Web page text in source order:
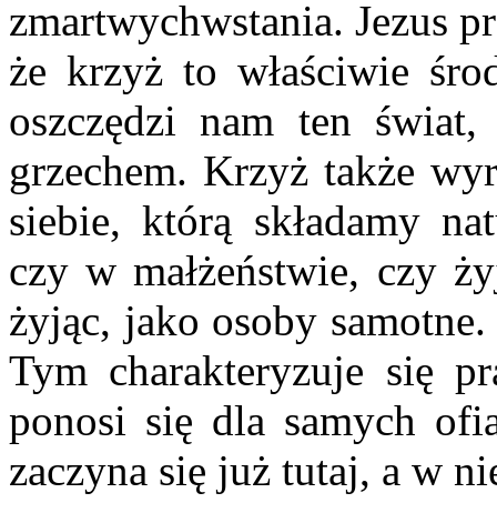
zmartwychwstania. Jezus
że krzyż to właściwie
oszczędzi nam ten
grzechem. Krzyż także
siebie, którą składamy
czy w małżeństwie, czy
żyjąc, jako osoby
Tym charakteryzuje się
ponosi się dla samych
zaczyna się już tutaj, a w